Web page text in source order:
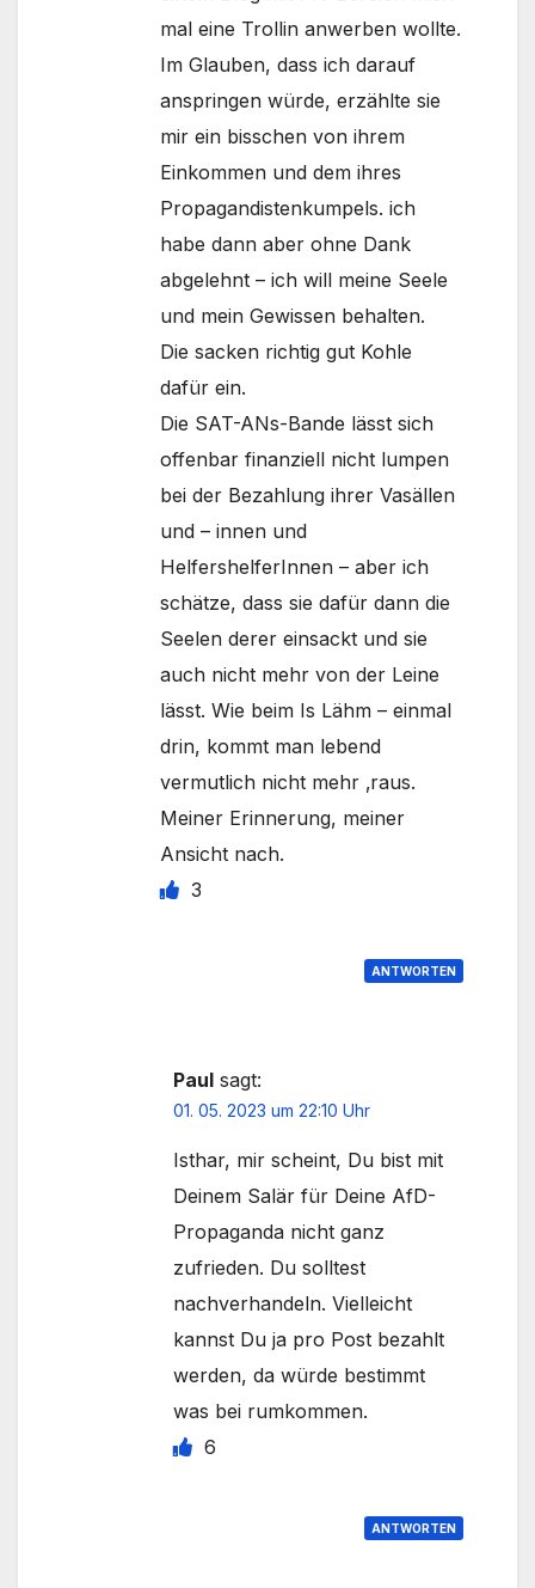
mal eine Trollin anwerben wollte.
Im Glauben, dass ich darauf
anspringen würde, erzählte sie
mir ein bisschen von ihrem
Einkommen und dem ihres
Propagandistenkumpels. ich
habe dann aber ohne Dank
abgelehnt – ich will meine Seele
und mein Gewissen behalten.
Die sacken richtig gut Kohle
dafür ein.
Die SAT-ANs-Bande lässt sich
offenbar finanziell nicht lumpen
bei der Bezahlung ihrer Vasällen
und – innen und
HelfershelferInnen – aber ich
schätze, dass sie dafür dann die
Seelen derer einsackt und sie
auch nicht mehr von der Leine
lässt. Wie beim Is Lähm – einmal
drin, kommt man lebend
vermutlich nicht mehr ‚raus.
Meiner Erinnerung, meiner
Ansicht nach.
3
ANTWORTEN
Paul sagt:
01. 05. 2023 um 22:10 Uhr
Isthar, mir scheint, Du bist mit
Deinem Salär für Deine AfD-
Propaganda nicht ganz
zufrieden. Du solltest
nachverhandeln. Vielleicht
kannst Du ja pro Post bezahlt
werden, da würde bestimmt
was bei rumkommen.
6
ANTWORTEN